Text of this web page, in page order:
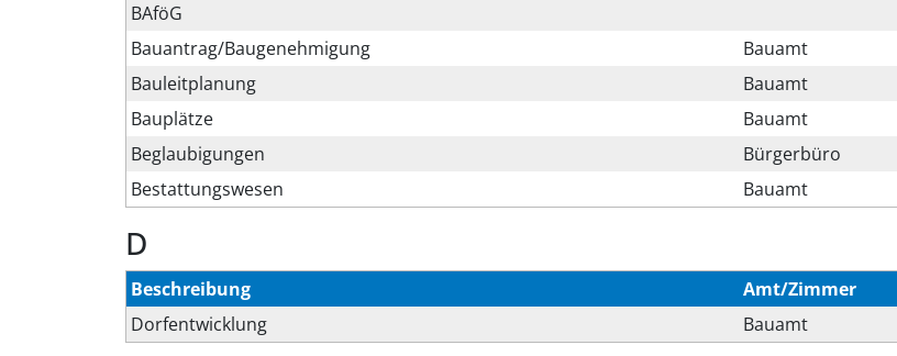
BAföG
Bauantrag/Baugenehmigung
Bauamt
Bauleitplanung
Bauamt
Bauplätze
Bauamt
Beglaubigungen
Bürgerbüro
Bestattungswesen
Bauamt
D
Beschreibung Amt/Zimmer
Dorfentwicklung
Bauamt